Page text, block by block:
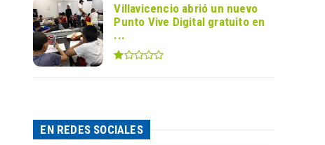
Villavicencio abrió un nuevo
Punto Vive Digital gratuito en
...
EN REDES SOCIALES